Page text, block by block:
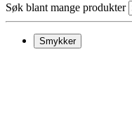
Søk blant mange produkter
Smykker